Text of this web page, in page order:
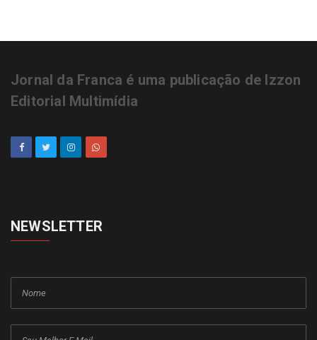
Jornal da Franca é uma publicação de Izzon
Editorial Multimídia
NEWSLETTER